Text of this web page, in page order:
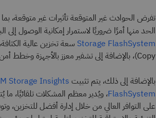
تفرض الحوادث غير المتوقعة تأثيرات غير متوقعة،
الحد منها أمرًا ضروريًا لاستمرار إمكانية الوصول
Storage FlashSystem
Copy)، بالإضافة إلى تشفير معزز بالأجهزة وخطط أمن للبيانات باستخدام CyberVault.
بالإضافة إلى ذلك، يتم تثبيت Storage Insights
FlashSystem، ويُدير معظم المشكلات تلقائيًا،
على التوافر العالي من خلال إدارة أفضل للتخزين،